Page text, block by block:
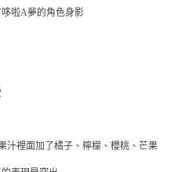
啦A夢的角色身影
汁裡面加了橘子、檸檬、櫻桃、芒果